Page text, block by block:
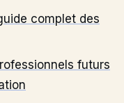
complet des
futurs